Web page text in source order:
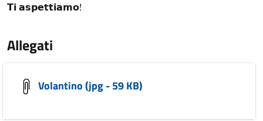
𝗧𝗶 𝗮𝘀𝗽𝗲𝘁𝘁𝗶𝗮𝗺𝗼!
Allegati
Volantino (jpg - 59 KB)